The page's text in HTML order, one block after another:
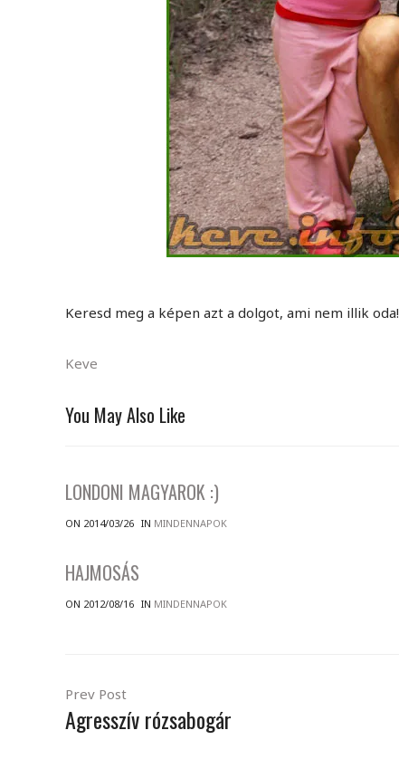
Keresd meg a képen azt a dolgot, ami nem illik oda!
Keve
You May Also Like
LONDONI MAGYAROK :)
ON 2014/03/26 IN MINDENNAPOK
HAJMOSÁS
ON 2012/08/16 IN MINDENNAPOK
Prev Post
Agresszív rózsabogár